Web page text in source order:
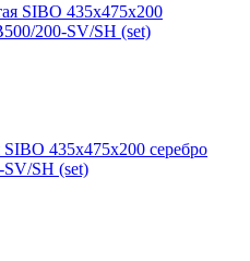
435х475х200 серебро
SH (set)